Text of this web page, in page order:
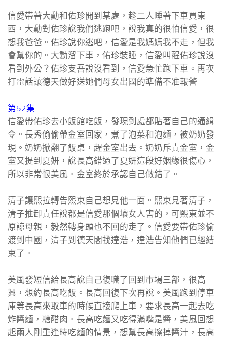
信愛帶著大勳和佑珍開到某處，趁二人睡著下車買東
西，大勳對佑珍說我們逃跑吧，說我真的很怕信愛，很
想我爸爸。佑珍說你逃吧，信愛是我媽媽我不走，但我
會幫你的。大勳溜下車，佑珍裝睡，信愛叫醒佑珍說沒
看到外公？佑珍支吾說沒看到，信愛急忙跑下車。再次
打電話讓德天做好送她們母女出國的準備不准報警
第52集
信愛帶佑珍去小飯館吃飯，發現到處都貼著自己的通緝
令。長秀偷偷帶金室回家，煮了泡菜和泡麵，被奶奶發
現。奶奶掀翻了飯桌，趕金室出去。奶奶斥責金室，金
室又提到夏妍，說長高錯過了夏妍這段好姻緣很傷心，
所以非常恨美風。金室終於承認自己做錯了。
清子讓熙拉轉告熙東自己想見他一面。熙東見著清子，
清子推卸責任說都是信愛那個壞女人害的，可熙東並不
原諒母親，毅然轉身頭也不回的走了。信愛要帶佑珍偷
渡到中國，清子到德天閣找達浩，達浩告知他們已經結
束了。
美風發短信給長高說自己復職了回到市場三部，很高
興，想約長高吃飯。長高回復下次再說。美風跑到停車
庫等長高來取車的時候直接爬上車，要求長高一起去吃
炸醬麵，糖醋肉。長高吃麵又吃得滿嘴是醬，美風回想
起兩人剛重逢時吃麵的情景，想幫長高擦掉醬汁，長高